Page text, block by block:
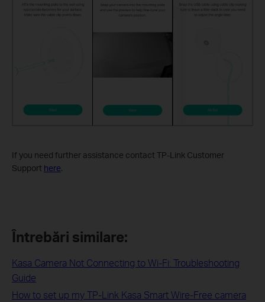
If you need further assistance contact TP-Link Customer
Support here.
Întrebări similare:
Kasa Camera Not Connecting to Wi-Fi: Troubleshooting
Guide
How to set up my TP-Link Kasa Smart Wire-Free camera